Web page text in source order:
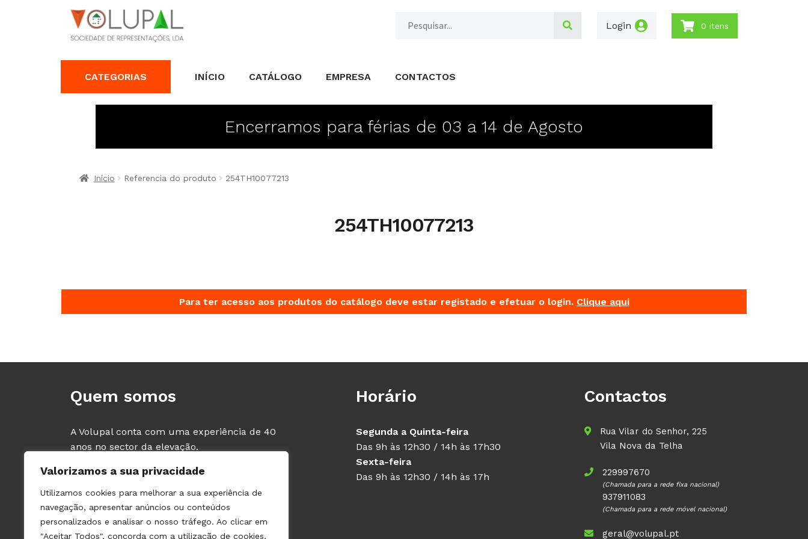
Valorizamos a sua privacidade
Utilizamos cookies para melhorar a sua experiência de
navegação, apresentar anúncios ou conteúdos
personalizados e analisar o nosso tráfego. Ao clicar em
"Aceitar Todos", concorda com a utilização de cookies.
Login 0 itens
CATEGORIAS INÍCIO CATÁLOGO EMPRESA CONTACTOS
Encerramos para férias de 03 a 14 de Agosto
Início Referencia do produto 254TH10077213
254TH10077213
Para ter acesso aos produtos do catálogo deve estar registado e efetuar o login. Clique aqui
Quem somos
A Volupal conta com uma experiência de 40
anos no sector da elevação.
fabricantes de Elevadores e Componentes,
tendo como clientes exclusivos os
PROFISSIONAIS deste sector (fabricantes e
instaladores de ascensores).
Horário
Segunda a Quinta-feira
Das 9h às 12h30 / 14h às 17h30
Sexta-feira
Das 9h às 12h30 / 14h às 17h
Contactos
Rua Vilar do Senhor, 225
Vila Nova da Telha
229997670
(Chamada para a rede fixa nacional)
937911083
(Chamada para a rede móvel nacional)
geral@volupal.pt